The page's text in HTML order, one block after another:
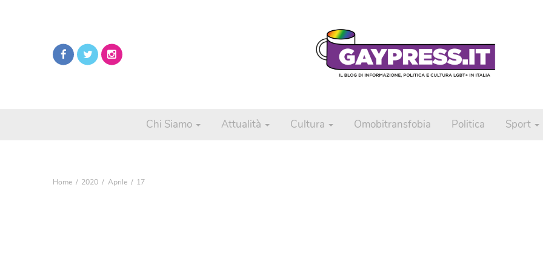
Chi Siamo Attualità Cultura Omobitransfobia Politica Sport
Home 2020 Aprile 17